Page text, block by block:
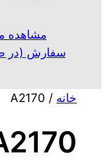
مشاهده
سفارش (در
خانه / A2170